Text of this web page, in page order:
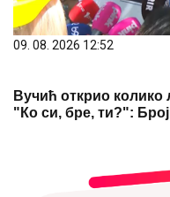
09. 08. 2026 12:52
Вучић открио
"Ко си, бре, ти?":